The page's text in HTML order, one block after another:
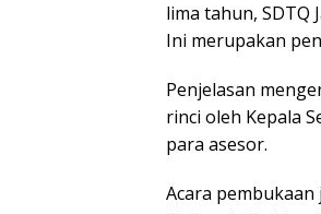
lima tahun, SDTQ
Ini merupakan
Penjelasan
rinci oleh Kepala
para asesor.
Acara